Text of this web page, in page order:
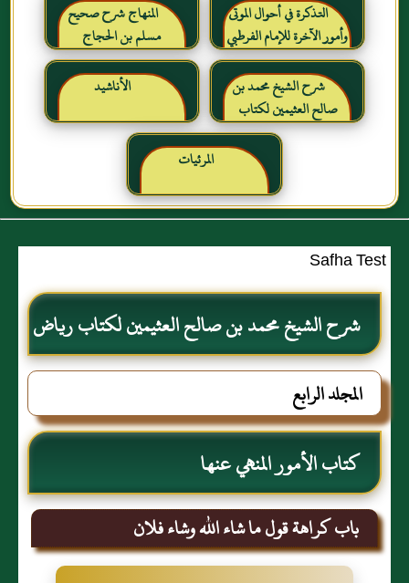
التذكرة في أحوال الموتى
وأمور الآخرة للإمام الفرطبي
رحمه الله
المنهاج شرح صحيح
مسلم بن الحجاج
شرح الشيخ محمد بن
صالح العثيمين لكتاب
رياض الصالحين للإمام
النووي رحمهم الله تعالى
الأناشيد
المرئيات
Safha Test
شرح الشيخ محمد بن صالح العثيمين لكتاب رياض
الصالحين للإمام النووي رحمهم الله تعالى
المجلد الرابع
كتاب الأمور المنهي عنها
باب كراهة قول ما شاء الله وشاء فلان